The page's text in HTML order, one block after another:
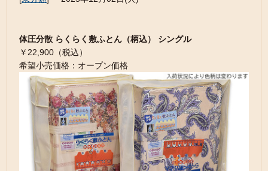
体圧分散 らくらく敷ふとん（柄込） シングル
￥22,900（税込）
希望小売価格：オープン価格